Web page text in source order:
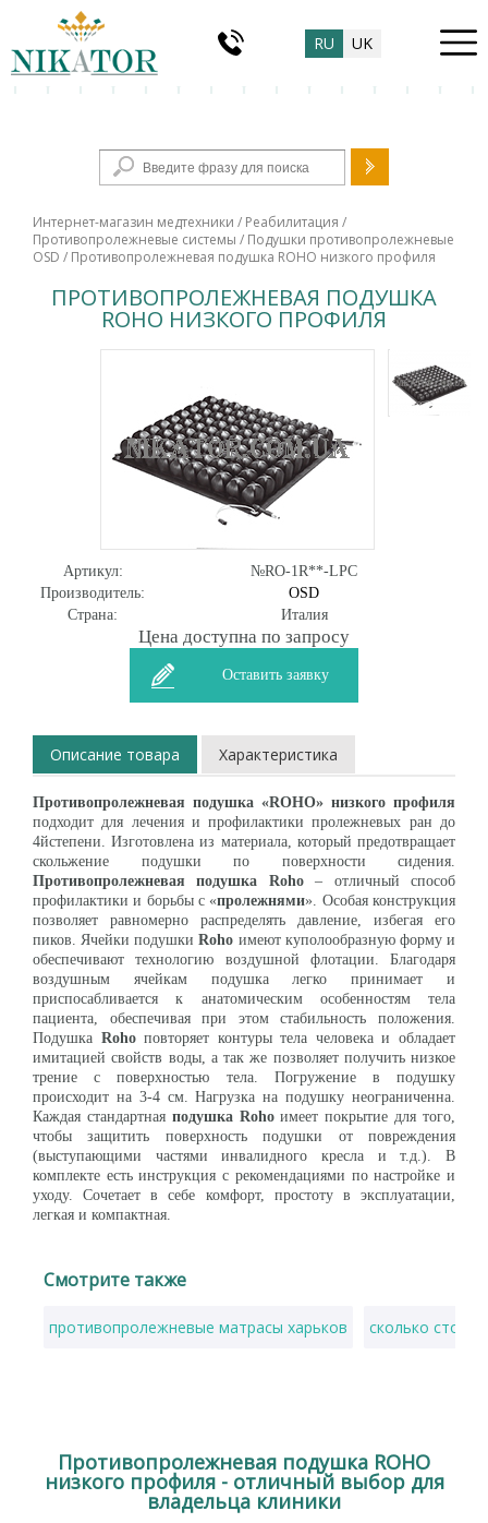
RU UK
Форма поиска
Интернет-магазин медтехники / Реабилитация /
Противопролежневые системы / Подушки противопролежневые
OSD / Противопролежневая подушка ROHO низкого профиля
ПРОТИВОПРОЛЕЖНЕВАЯ ПОДУШКА
ROHO НИЗКОГО ПРОФИЛЯ
Артикул:
№RO-1R**-LPC
Производитель:
OSD
Страна:
Италия
Цена доступна по запросу
Оставить заявку
Описание товара Характеристика
Противопролежневая подушка «ROHO» низкого профиля
подходит для лечения и профилактики пролежневых ран до
4йстепени. Изготовлена из материала, который предотвращает
скольжение подушки по поверхности сидения.
Противопролежневая подушка Roho– отличный способ
профилактики и борьбы с «пролежнями». Особая конструкция
позволяет равномерно распределять давление, избегая его
пиков. Ячейки подушкиRoho имеют куполообразную форму и
обеспечивают технологию воздушной флотации. Благодаря
воздушным ячейкам подушка легко принимает и
приспосабливается к анатомическим особенностям тела
пациента, обеспечивая при этом стабильность положения.
Подушка Rohoповторяет контуры тела человека и обладает
имитацией свойств воды, а так же позволяет получить низкое
трение с поверхностью тела. Погружение в подушку
происходит на 3-4 см. Нагрузка на подушку неограниченна.
Каждая стандартная подушка Rohoимеет покрытие для того,
чтобы защитить поверхность подушки от повреждения
(выступающими частями инвалидного кресла и т.д.). В
комплекте есть инструкция с рекомендациями по настройке и
уходу. Сочетает в себе комфорт, простоту в эксплуатации,
легкая и компактная.
Смотрите также
противопролежневые матрасы харьков сколько стоят
Противопролежневая подушка ROHO
низкого профиля - отличный выбор для
владельца клиники